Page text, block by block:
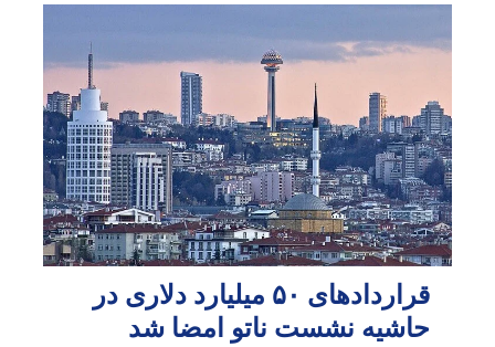
قراردادهای ۵۰ میلیارد دلاری در
حاشیه نشست ناتو امضا شد